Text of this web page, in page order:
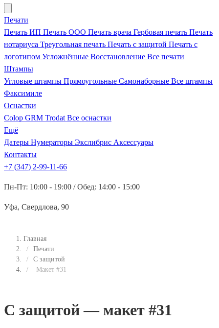
Печати
Печать ИП Печать ООО Печать врача Гербовая печать Печать
нотариуса Треугольная печать Печать с защитой Печать с
логотипом Усложнённые Восстановление Все печати
Штампы
Угловые штампы Прямоугольные Самонаборные Все штампы
Факсимиле
Оснастки
Colop GRM Trodat Все оснастки
Ещё
Датеры Нумераторы Экслибрис Аксессуары
Контакты
+7 (347) 2-99-11-66
Пн-Пт: 10:00 - 19:00 / Обед: 14:00 - 15:00
Уфа, Свердлова, 90
Главная
/
Печати
/
С защитой
/
Макет #31
С защитой — макет #31